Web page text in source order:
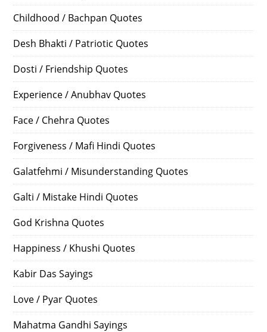
Childhood / Bachpan Quotes
Desh Bhakti / Patriotic Quotes
Dosti / Friendship Quotes
Experience / Anubhav Quotes
Face / Chehra Quotes
Forgiveness / Mafi Hindi Quotes
Galatfehmi / Misunderstanding Quotes
Galti / Mistake Hindi Quotes
God Krishna Quotes
Happiness / Khushi Quotes
Kabir Das Sayings
Love / Pyar Quotes
Mahatma Gandhi Sayings